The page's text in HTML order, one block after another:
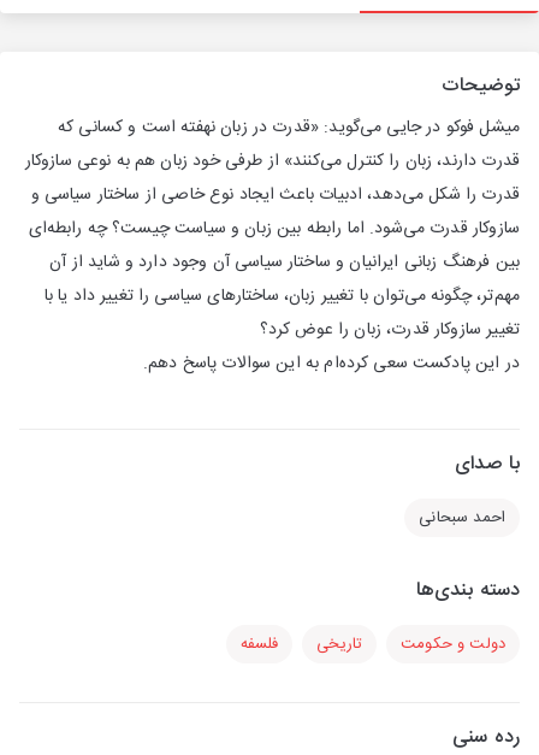
توضیحات
میشل فوکو در جایی می‌گوید: «قدرت در زبان نهفته است و کسانی که
قدرت دارند، زبان را کنترل می‌کنند» از طرفی خود زبان هم به نوعی سازوکار
قدرت را شکل می‌دهد، ادبیات باعث ایجاد نوع خاصی از ساختار سیاسی و
سازوکار قدرت می‌شود. اما رابطه بین زبان و سیاست چیست؟ چه رابطه‌ای
بین فرهنگ زبانی ایرانیان و ساختار سیاسی آن وجود دارد و شاید از آن
مهم‌تر، چگونه می‌توان با تغییر زبان، ساختارهای سیاسی را تغییر داد یا با
تغییر سازوکار قدرت، زبان را عوض کرد؟
در این پادکست سعی کرده‌ام به این سوالات پاسخ دهم.
با صدای
احمد سبحانی
دسته بندی‌ها
دولت و حکومت تاریخی فلسفه
رده سنی